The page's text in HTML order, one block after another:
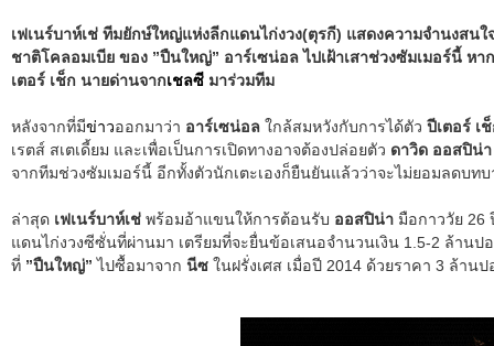
เฟเนร์บาห์เช่ ทีมยักษ์ใหญ่แห่งลีกแดนไก่งวง(ตุรกี) แสดงความจำนงสน
ชาติโคลอมเบีย ของ ”ปืนใหญ่” อาร์เซน่อล ไปเฝ้าเสาช่วงซัมเมอร์นี้ หา
เตอร์ เช็ก นายด่านจากเชลซี มาร่วมทีม
หลังจากที่มีข่าวออกมาว่า อาร์เซน่อล ใกล้สมหวังกับการได้ตัว ปีเตอร์ เ
เรตส์ สเตเดี้ยม และเพื่อเป็นการเปิดทางอาจต้องปล่อยตัว ดาวิด ออสปิน่า
จากทีมช่วงซัมเมอร์นี้ อีกทั้งตัวนักเตะเองก็ยืนยันแล้วว่าจะไม่ยอมลดบทบ
ล่าสุด เฟเนร์บาห์เช่ พร้อมอ้าแขนให้การต้อนรับ ออสปิน่า มือกาววัย 26
แดนไก่งวงซีซั่นที่ผ่านมา เตรียมที่จะยื่นข้อเสนอจำนวนเงิน 1.5-2 ล้าน
ที่ ”ปืนใหญ่” ไปซื้อมาจาก นีซ ในฝรั่งเศส เมื่อปี 2014 ด้วยราคา 3 ล้าน